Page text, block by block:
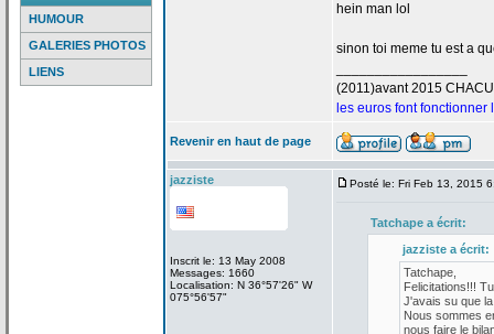
HUMOUR
GALERIES PHOTOS
LIENS
hein man lol
sinon toi meme tu est a
(2011)avant 2015
les euros font fonctionner
Revenir en haut de page
jazziste
Inscrit le: 13 May 2008
Messages: 1660
Localisation: N 36°57'26" W
075°56'57"
Posté le: Fri Feb 13, 2015
Tatchape a écrit:
jazziste aécrit:
Tatchape,
Felicitations!!!
J'avais su que la
Nous sommes
nous faire le